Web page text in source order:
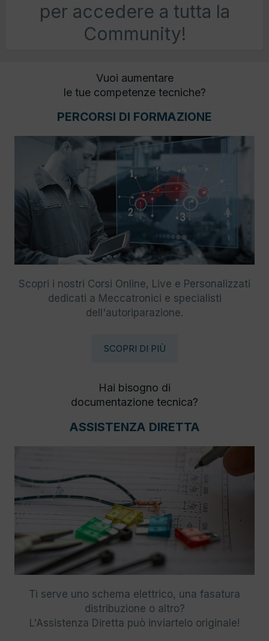
per accedere a tutta la
Community!
Vuoi aumentare
le tue competenze tecniche?
PERCORSI DI FORMAZIONE
Scopri i nostri Corsi Online, Live e Personalizzati
dedicati a Meccatronici e specialisti
dell'autoriparazione.
SCOPRI DI PIÙ
Hai bisogno di
documentazione tecnica?
ASSISTENZA DIRETTA
Ti serve uno schema elettrico, una fasatura
distribuzione o altro?
L'Assistenza Diretta può inviartelo originale!